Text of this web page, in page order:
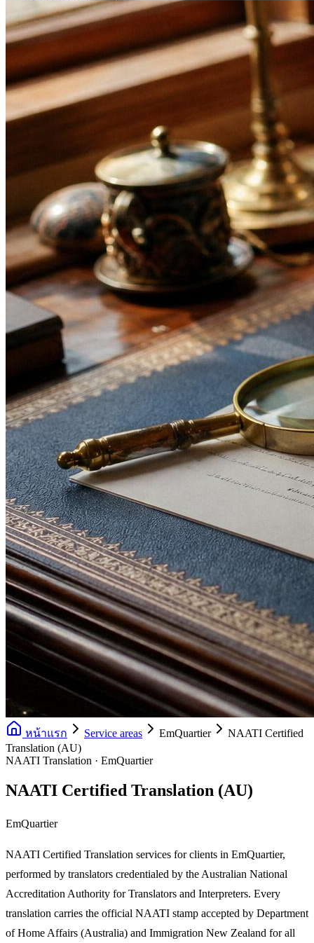
หน้าแรก Service areas EmQuartier
NAATI Certified
Translation (AU)
NAATI Translation · EmQuartier
NAATI Certified Translation (AU)
EmQuartier
NAATI Certified Translation services for clients in EmQuartier,
performed by translators credentialed by the Australian National
Accreditation Authority for Translators and Interpreters. Every
translation carries the official NAATI stamp accepted by Department
of Home Affairs (Australia) and Immigration New Zealand for all